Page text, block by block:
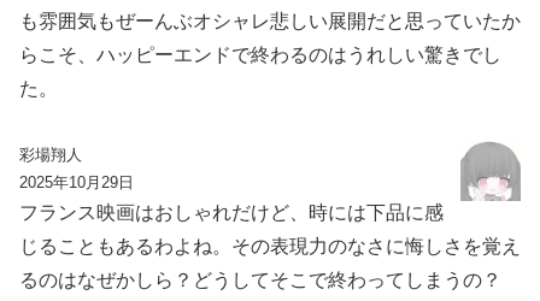
も雰囲気もぜーんぶオシャレ悲しい展開だと思っていたか
らこそ、ハッピーエンドで終わるのはうれしい驚きでし
た。
彩場翔人
2025年10月29日
フランス映画はおしゃれだけど、時には下品に感
じることもあるわよね。その表現力のなさに悔しさを覚え
るのはなぜかしら？どうしてそこで終わってしまうの？